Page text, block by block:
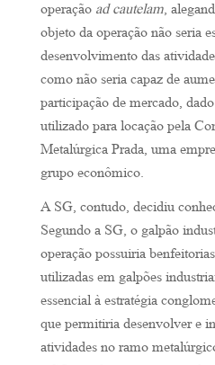
operação ad cautelam,
objeto da operação não seria
desenvolvimento das
como não seria capaz de
participação de mercado,
utilizado para locação pela
Metalúrgica Prada, uma
grupo econômico.
A SG, contudo, decidiu
Segundo a SG, o galpão
operação possuiria
utilizadas em galpões
essencial à estratégia
que permitiria desenvolver e
atividades no ramo